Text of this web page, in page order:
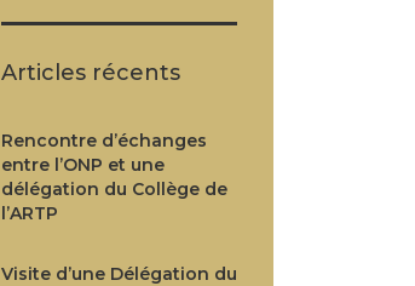
Articles récents
Rencontre d’échanges
entre l’ONP et une
délégation du Collège de
l’ARTP
Visite d’une Délégation du